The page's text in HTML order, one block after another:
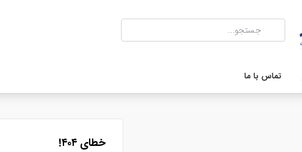
تماس با ما
خطای ۴۰۴!